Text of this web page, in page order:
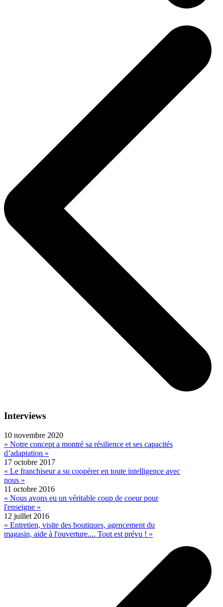
Interviews
10 novembre 2020
« Notre concept a montré sa résilience et ses capacités
d’adaptation »
17 octobre 2017
« Le franchiseur a su coopérer en toute intelligence avec
nous »
11 octobre 2016
« Nous avons eu un véritable coup de coeur pour
l'enseigne »
12 juillet 2016
« Entretien, visite des boutiques, agencement du
magasin, aide à l'ouverture.... Tout est prévu ! »